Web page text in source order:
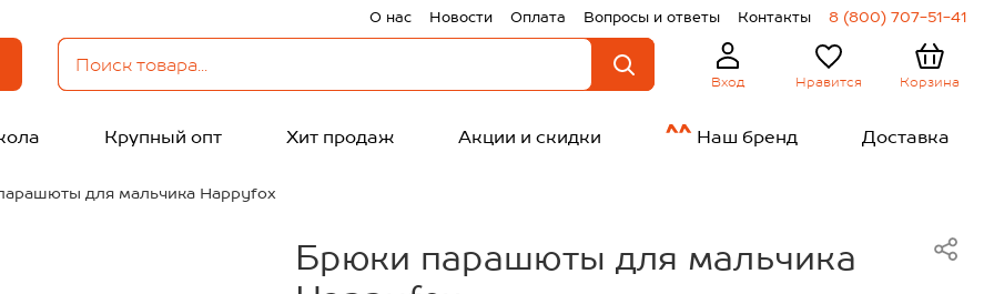
О нас Новости Оплата Вопросы и ответы Контакты 8 (800) 707-51-41
Вход Нравится Корзина
Крупный опт Хит продаж Акции и скидки Наш бренд Доставка
для мальчика Happyfox
Брюки парашюты для мальчика